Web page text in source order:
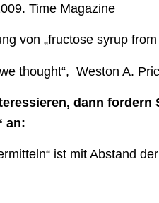
Time Magazine
von „fructose syrup from
thought“, Weston A.
dann fordern
an:
ist mit Abstand